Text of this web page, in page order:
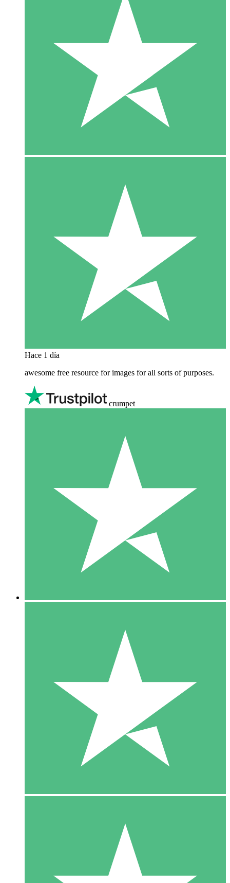
Hace 1 día
awesome free resource for images for all sorts of purposes.
crumpet